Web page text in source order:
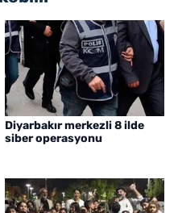
Diyarbakır merkezli 8 ilde
siber operasyonu